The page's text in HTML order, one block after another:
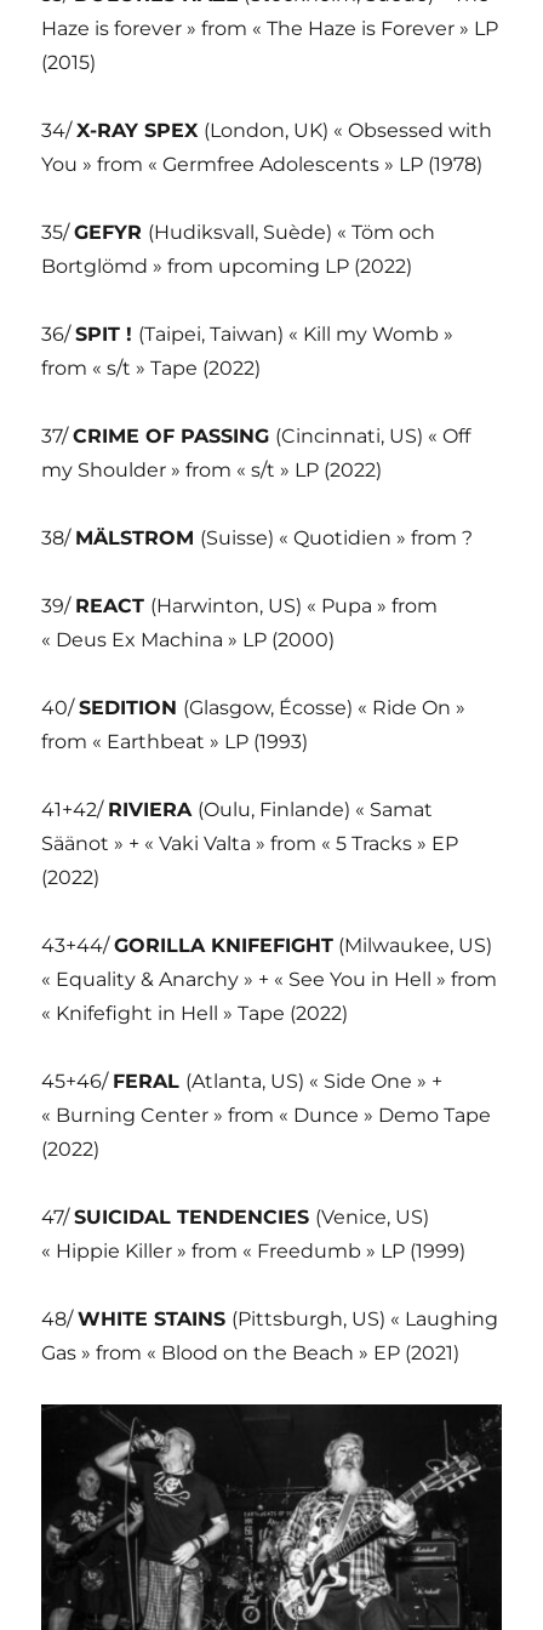
Haze is forever » from « The Haze is Forever » LP
(2015)
34/X-RAY SPEX (London, UK) « Obsessed with
You » from « Germfree Adolescents » LP (1978)
35/GEFYR (Hudiksvall, Suède) « Töm och
Bortglömd » from upcoming LP (2022)
36/SPIT ! (Taipei, Taiwan) « Kill my Womb »
from « s/t » Tape (2022)
37/CRIME OF PASSING (Cincinnati, US) « Off
my Shoulder » from « s/t » LP (2022)
38/ MÄLSTROM (Suisse) « Quotidien » from ?
39/ REACT (Harwinton, US) « Pupa » from
« Deus Ex Machina » LP (2000)
40/SEDITION (Glasgow, Écosse) « Ride On »
from « Earthbeat » LP (1993)
41+42/ RIVIERA (Oulu, Finlande) « Samat
Säänot » + « Vaki Valta » from « 5 Tracks » EP
(2022)
43+44/GORILLA KNIFEFIGHT (Milwaukee, US)
« Equality & Anarchy » + « See You in Hell » from
« Knifefight in Hell » Tape (2022)
45+46/ FERAL (Atlanta, US) « Side One » +
« Burning Center » from « Dunce » Demo Tape
(2022)
47/SUICIDAL TENDENCIES (Venice, US)
« Hippie Killer » from « Freedumb » LP (1999)
48/WHITE STAINS (Pittsburgh, US) « Laughing
Gas » from « Blood on the Beach » EP (2021)